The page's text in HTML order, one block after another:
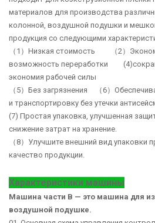
материалов для производства
колонной, воздушной подушки и
продукция со следующими
（1）Низкая стоимость （2）
возможность переработки
экономия рабочей силы
（5）Без загрязнения （6）
и транспортировку без утечки
(7) Простая упаковка, улучшенная
снижение затрат на хранение.
（8）Улучшите внешний вид упаковки
качество продукции.
Характеристики машины
Машина части B — это машина для
воздушной подушке.